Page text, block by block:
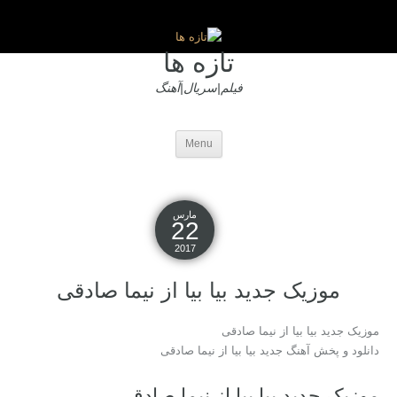
تازه ها
فیلم|سریال|آهنگ
Menu
مارس
22
2017
موزیک جدید بیا بیا از نیما صادقی
موزیک جدید بیا بیا از نیما صادقی
دانلود و پخش آهنگ جدید بیا بیا از نیما صادقی